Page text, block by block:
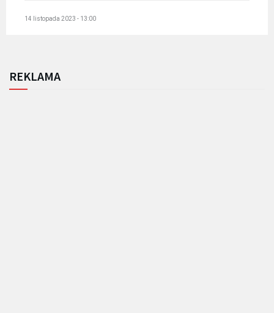
14 listopada 2023 - 13:00
REKLAMA